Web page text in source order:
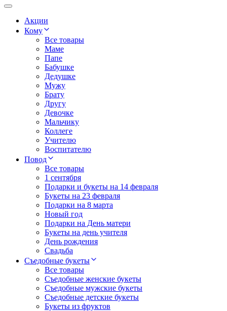
Акции
Кому
Все товары
Маме
Папе
Бабушке
Дедушке
Мужу
Брату
Другу
Девочке
Мальчику
Коллеге
Учителю
Воспитателю
Повод
Все товары
1 сентября
Подарки и букеты на 14 февраля
Букеты на 23 февраля
Подарки на 8 марта
Новый год
Подарки на День матери
Букеты на день учителя
День рождения
Свадьба
Съедобные букеты
Все товары
Съедобные женские букеты
Съедобные мужские букеты
Съедобные детские букеты
Букеты из фруктов